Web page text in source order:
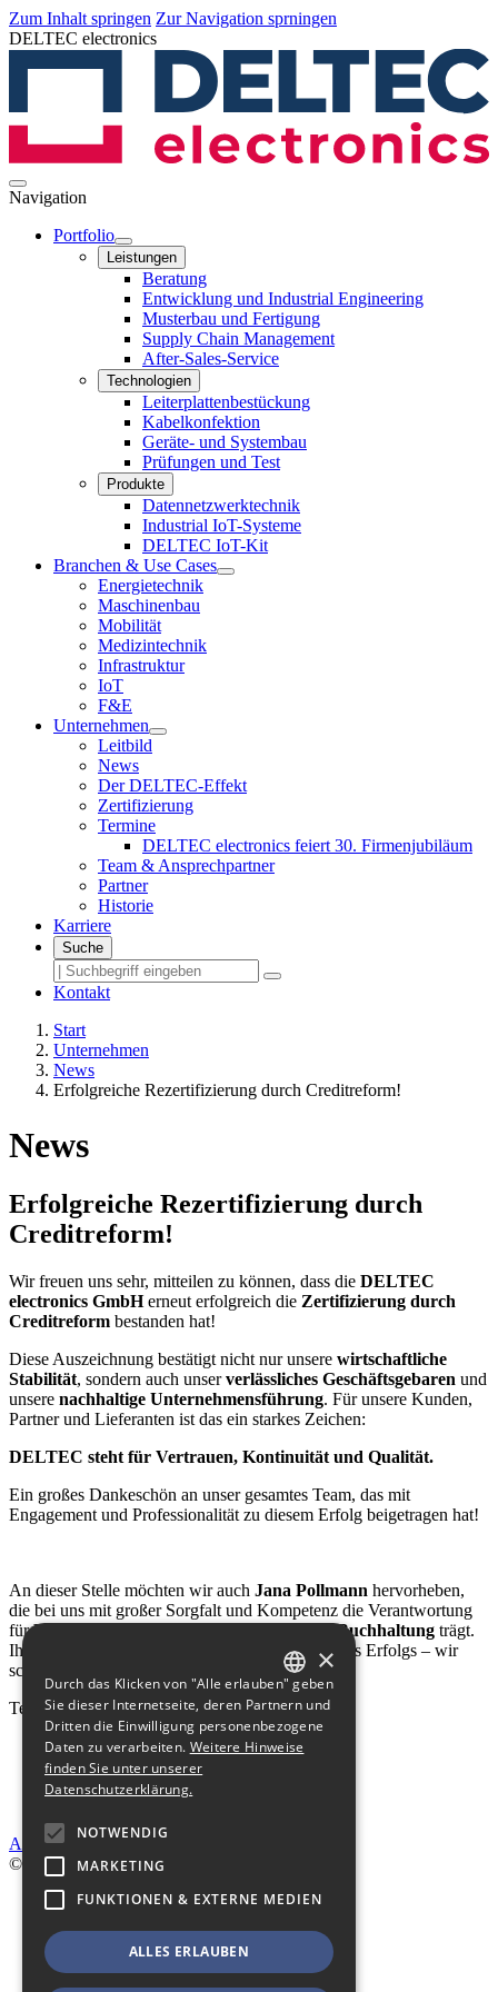
Zum Inhalt springen Zur Navigation sprningen
DELTEC electronics
Navigation
Portfolio
Leistungen
Beratung
Entwicklung und Industrial Engineering
Musterbau und Fertigung
Supply Chain Management
After-Sales-Service
Technologien
Leiterplatten­bestückung
Kabelkonfektion
Geräte- und Systembau
Prüfungen und Test
Produkte
Datennetzwerktechnik
Industrial IoT-Systeme
DELTEC IoT-Kit
Branchen & Use Cases
Energietechnik
Maschinenbau
Mobilität
Medizintechnik
Infrastruktur
IoT
F&E
Unternehmen
Leitbild
News
Der DELTEC-Effekt
Zertifizierung
Termine
DELTEC electronics feiert 30. Firmenjubiläum
Team & Ansprechpartner
Partner
Historie
Karriere
Suche
Kontakt
Start
Unternehmen
News
Erfolgreiche Rezertifizierung durch Creditreform!
News
Erfolgreiche Rezertifizierung durch
Creditreform!
Wir freuen uns sehr, mitteilen zu können, dass die DELTEC
electronics GmbHerneut erfolgreich die Zertifizierung durch
Creditreform bestanden hat!
Diese Auszeichnung bestätigt nicht nur unsere wirtschaftliche
Stabilität, sondern auch unserverlässliches Geschäftsgebaren und
unsere nachhaltige Unternehmensführung. Für unsere Kunden,
Partner und Lieferanten ist das ein starkes Zeichen:
DELTEC steht für Vertrauen, Kontinuität und Qualität.
Ein großes Dankeschön an unser gesamtes Team, das mit
Engagement und Professionalität zu diesem Erfolg beigetragen hat!
An dieser Stelle möchten wir auch Jana Pollmann hervorheben,
die bei uns mit großer Sorgfalt und Kompetenz die Verantwortung
fürPersonalangelegenheiten, Finanzen und Buchhaltung trägt.
Ihre Arbeit ist ein wesentlicher Bestandteil unseres Erfolgs – wir
schätzen sie sehr! 💼
Teilen:
Alle anzeigen
© DELTEC electronics 2026
Start
GERMAN
ENGLISH
×
Durch das Klicken von "Alle erlauben" geben
Sie dieser Internetseite, deren Partnern und
Dritten die Einwilligung personenbezogene
Daten zu verarbeiten. Weitere Hinweise
finden Sie unter unserer
Datenschutzerklärung.
NOTWENDIG
MARKETING
FUNKTIONEN & EXTERNE MEDIEN
ALLES ERLAUBEN